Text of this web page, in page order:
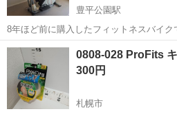
豊平公園駅
8年ほど前に購入したフィットネスバイク
79,800円 【サイズ】高さ：162cm、横
体です） 【傷などの状態】右ペダルにひ
ト】色褪せはあり...
北海道 札幌市 フ
0808-028 ProFits
300円
札幌市